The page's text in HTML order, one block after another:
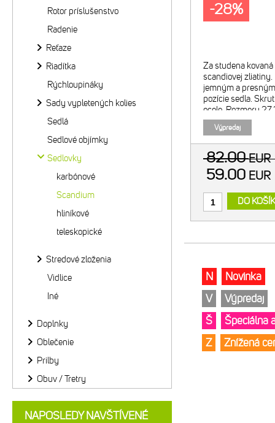
Za studena
scandiovej zliatiny.
jemným a
pozície sedla.
ocele. Rozmery
odsadenie zámku
Výpredaj
-28%
82.00EUR
59.00 EUR
DO
N
Novinka
V
Výpredaj
Š
Špeciálna
Z
Znížená
Rotor príslušenstvo
Radenie
Reťaze
Riadítka
Rýchloupináky
Sady vypletených kolies
Sedlá
Sedlové objímky
Sedlovky
karbónové
Scandium
hliníkové
teleskopické
Stredové zloženia
Vidlice
Iné
Doplnky
Oblečenie
Prilby
Obuv / Tretry
NAPOSLEDY NAVŠTÍVENÉ